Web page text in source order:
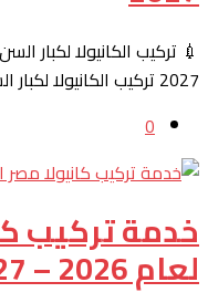
2027 تركيب الكانيولا لكبار السن في البيت خدمات…
0
خدمة تركيب
لعام 2026 – 2027